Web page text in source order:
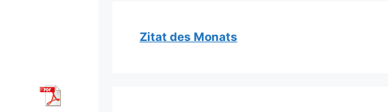
Zitat des Monats